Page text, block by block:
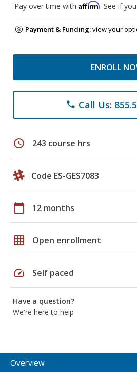
Pay over time with Affirm. See if
Payment & Funding:view your
ENROLL
phone Call Us:
schedule 243 course hrs
Code ES-GES7083
calendar_today 12 months
grid_on Open enrollment
speed Self paced
Have a question?
We're here to help
Overview